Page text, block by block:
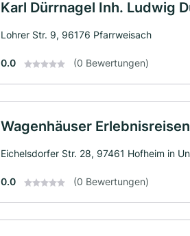
Karl Dürrnagel Inh. Ludwig
Lohrer Str. 9, 96176 Pfarrweisach
0.0 (0 Bewertungen)
Wagenhäuser
Eichelsdorfer Str. 28, 97461 Hofheim in
0.0 (0 Bewertungen)